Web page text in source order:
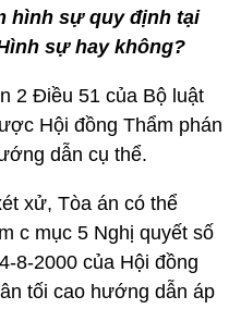
hình sự quy định tại
sự hay không?
2 Điều 51 của Bộ luật
Hội đồng Thẩm phán
dẫn cụ thể.
xử, Tòa án có thể
c mục 5 Nghị quyết số
8-2000 của Hội đồng
tối cao hướng dẫn áp